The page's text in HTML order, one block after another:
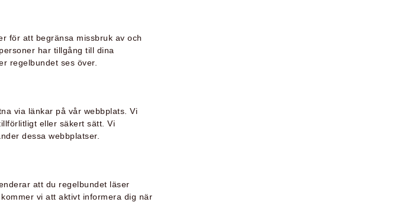
för att begränsa missbruk av och
har tillgång till dina
regelbundet ses över.
via länkar på vår webbplats. Vi
eller säkert sätt. Vi
dessa webbplatser.
att du regelbundet läser
vi att aktivt informera dig när